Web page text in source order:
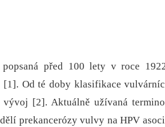
před 100 lety v roce
[1]. Od té doby klasifikace
[2]. Aktuálně užívaná
prekancerózy vulvy na HPV